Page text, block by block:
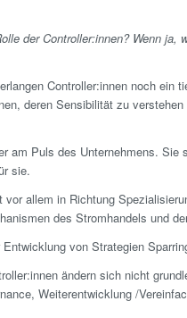
der Controller:innen? Wenn ja,
Controller:innen noch ein
deren Sensibilität zu
am Puls des Unternehmens.
sie.
allem in Richtung
des Stromhandels und
von Strategien
ändern sich nicht
Weiterentwicklung /